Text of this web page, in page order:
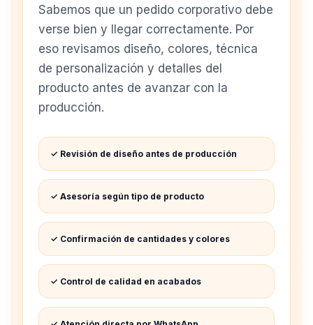
Sabemos que un pedido corporativo debe
verse bien y llegar correctamente. Por
eso revisamos diseño, colores, técnica
de personalización y detalles del
producto antes de avanzar con la
producción.
✓ Revisión de diseño antes de producción
✓ Asesoría según tipo de producto
✓ Confirmación de cantidades y colores
✓ Control de calidad en acabados